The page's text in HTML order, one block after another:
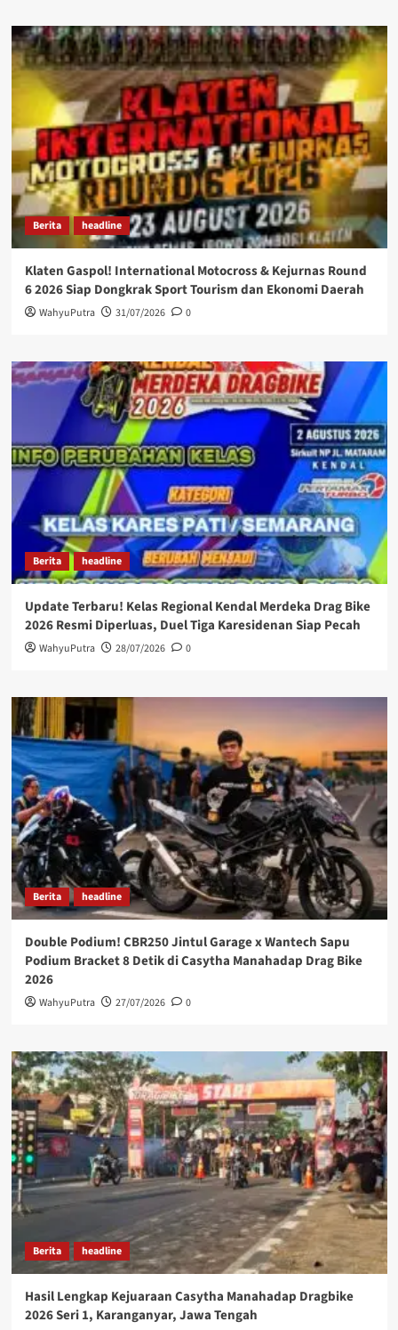
Berita headline
Klaten Gaspol! International Motocross & Kejurnas Round
6 2026 Siap Dongkrak Sport Tourism dan Ekonomi Daerah
WahyuPutra 31/07/2026 0
Berita headline
Update Terbaru! Kelas Regional Kendal Merdeka Drag Bike
2026 Resmi Diperluas, Duel Tiga Karesidenan Siap Pecah
WahyuPutra 28/07/2026 0
Berita headline
Double Podium! CBR250 Jintul Garage x Wantech Sapu
Podium Bracket 8 Detik di Casytha Manahadap Drag Bike
2026
WahyuPutra 27/07/2026 0
Berita headline
Hasil Lengkap Kejuaraan Casytha Manahadap Dragbike
2026 Seri 1, Karanganyar, Jawa Tengah